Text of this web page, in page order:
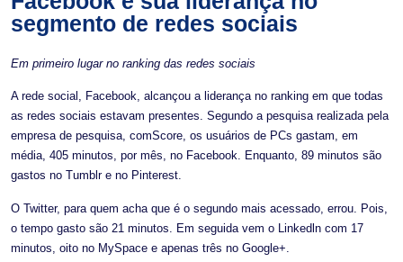
segmento de redes sociais
Em primeiro lugar no ranking das redes sociais
A rede social, Facebook, alcançou a liderança no ranking em que todas
as redes sociais estavam presentes. Segundo a pesquisa realizada pela
empresa de pesquisa, comScore, os usuários de PCs gastam, em
média, 405 minutos, por mês, no Facebook. Enquanto, 89 minutos são
gastos no Tumblr e no Pinterest.
O Twitter, para quem acha que é o segundo mais acessado, errou. Pois,
o tempo gasto são 21 minutos. Em seguida vem o Linkedln com 17
minutos, oito no MySpace e apenas três no Google+.